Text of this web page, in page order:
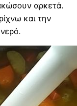
αρκετά.
και την